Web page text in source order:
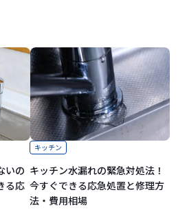
いの
る応
キッチン
キッチン水漏れの緊急対処法！
今すぐできる応急処置と修理方
法・費用相場